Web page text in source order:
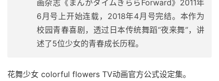
画杂志《まんがタイムきららForward》2011年
6月号上开始连载，2018年4月号完结。本作为
校园青春喜剧，透过日本传统舞蹈“夜来舞”，讲
述了5位少女的青春成长历程。
花舞少女 colorful flowers TV动画官方公式设定集。